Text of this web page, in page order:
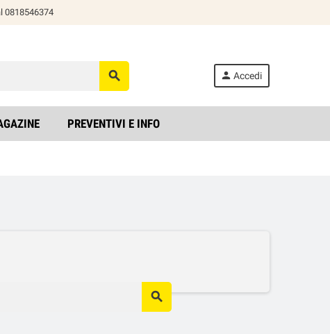
0818546374
search person Accedi
PREVENTIVI E INFO
search